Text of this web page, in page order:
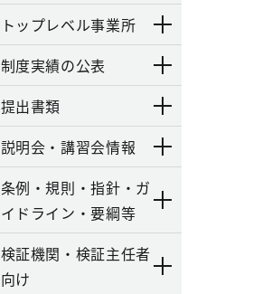
トップレベル事業所
制度実績の公表
提出書類
説明会・講習会情報
条例・規則・指針・ガ
イドライン・要綱等
検証機関・検証主任者
向け